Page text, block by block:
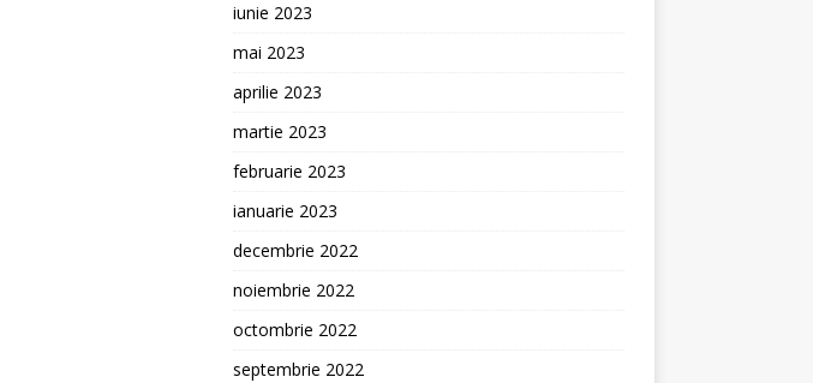
iunie 2023
mai 2023
aprilie 2023
martie 2023
februarie 2023
ianuarie 2023
decembrie 2022
noiembrie 2022
octombrie 2022
septembrie 2022